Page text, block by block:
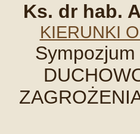
Ks. dr hab.
KIERUNKI